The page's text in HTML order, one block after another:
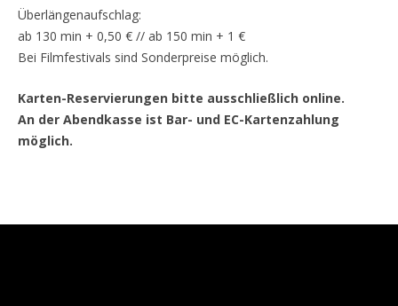
Überlängenaufschlag:
ab 130 min + 0,50 € // ab 150 min + 1 €
Bei Filmfestivals sind Sonderpreise möglich.
Karten-Reservierungen bitte ausschließlich online.
An der Abendkasse ist Bar- und EC-Kartenzahlung
möglich.